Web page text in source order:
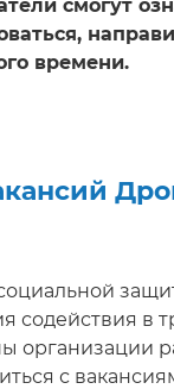
смогут
времени.
содействия в
организации
с